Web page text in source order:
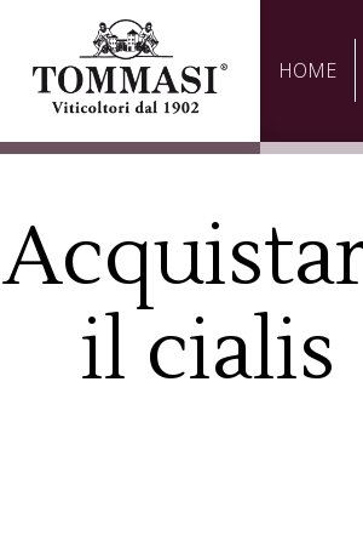
HOME
il cialis